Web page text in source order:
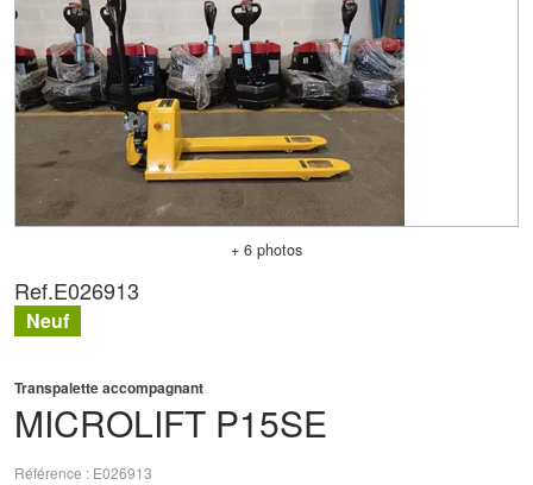
+ 6 photos
MICROLIFT P15SE
Transpalette accompagnant
Référence E026913
Ref.E026913
Neuf